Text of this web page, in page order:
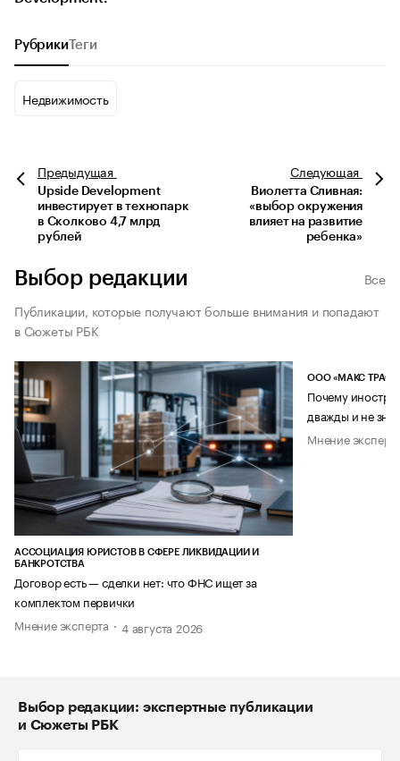
Рубрики Теги
Недвижимость
Предыдущая
Upside Development
инвестирует в технопарк
в Сколково 4,7 млрд
рублей
Следующая
Виолетта Сливная:
«выбор окружения
влияет на развитие
ребенка»
Выбор редакции
Все
Публикации, которые получают больше внимания и попадают
в Сюжеты РБК
АССОЦИАЦИЯ ЮРИСТОВ В СФЕРЕ ЛИКВИДАЦИИ И
БАНКРОТСТВА
Договор есть — сделки нет: что ФНС ищет за
комплектом первички
Мнение эксперта
4 августа 2026
ООО «МАКС ТРАСТ»
Почему
дважды и не
Мнение
Выбор редакции: экспертные публикации
и Сюжеты РБК